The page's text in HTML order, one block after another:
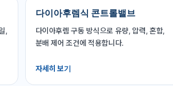
,
다이아후렘식 콘트롤밸브
다이아후렘 구동 방식으로 유량, 압력, 혼합,
분배 제어 조건에 적용합니다.
자세히 보기